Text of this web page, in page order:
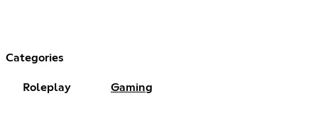
Categories
Roleplay Gaming